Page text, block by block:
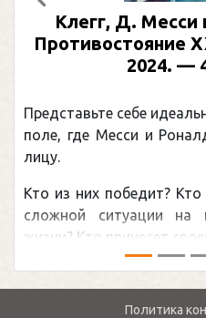
Клегг, Д. Месси
Противостояние
2024. —
Представьте себе
поле, где Месси и
лицу.
Кто из них победит?
сложной ситуации
жизни? Кто принесет своей
Предыдущий
Политика